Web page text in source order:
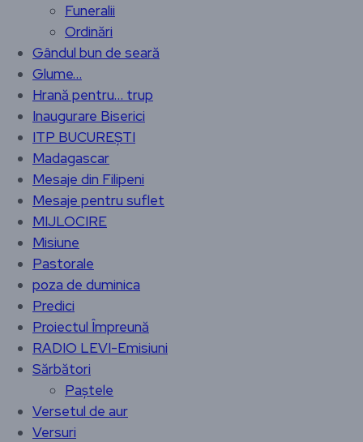
Funeralii
Ordinări
Gândul bun de seară
Glume…
Hrană pentru… trup
Inaugurare Biserici
ITP BUCUREȘTI
Madagascar
Mesaje din Filipeni
Mesaje pentru suflet
MIJLOCIRE
Misiune
Pastorale
poza de duminica
Predici
Proiectul Împreună
RADIO LEVI-Emisiuni
Sărbători
Paștele
Versetul de aur
Versuri